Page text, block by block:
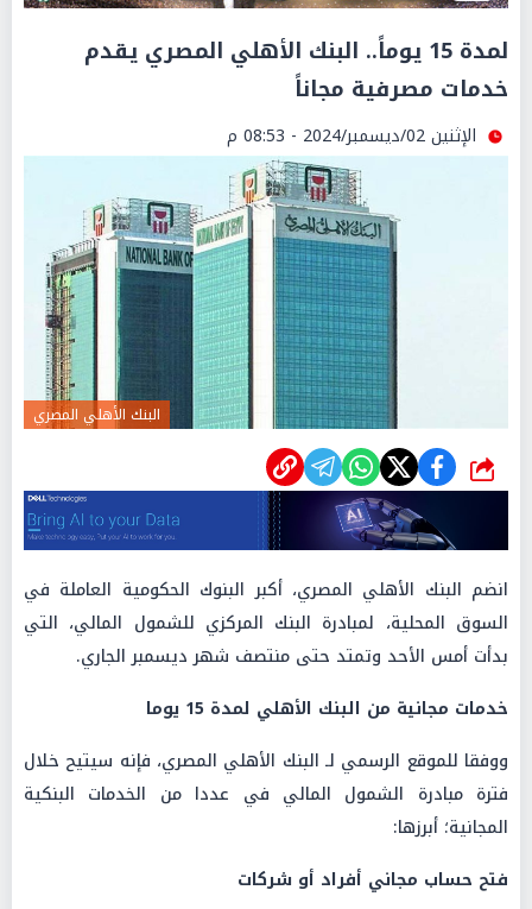
لمدة 15 يوماً.. البنك الأهلي المصري يقدم
خدمات مصرفية مجاناً
الإثنين 02/ديسمبر/2024 - 08:53 م
البنك الأهلي المصري
شارك
انضم البنك الأهلي المصري، أكبر البنوك الحكومية العاملة في
السوق المحلية، لمبادرة البنك المركزي للشمول المالي، التي
بدأت أمس الأحد وتمتد حتى منتصف شهر ديسمبر الجاري.
خدمات مجانية من البنك الأهلي لمدة 15 يوما
ووفقا للموقع الرسمي لـ البنك الأهلي المصري، فإنه سيتيح خلال
فترة مبادرة الشمول المالي في عددا من الخدمات البنكية
المجانية؛ أبرزها:
فتح حساب مجاني أفراد أو شركات